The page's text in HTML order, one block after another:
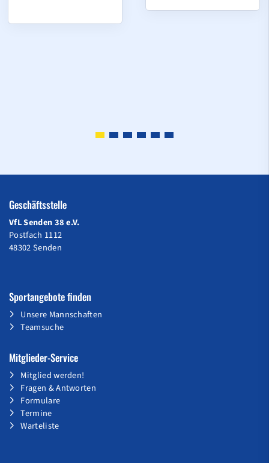
Geschäftsstelle
VfL Senden 38 e.V.
Postfach 1112
48302 Senden
Sportangebote finden
Unsere Mannschaften
Teamsuche
Mitglieder-Service
Mitglied werden!
Fragen & Antworten
Formulare
Termine
Warteliste